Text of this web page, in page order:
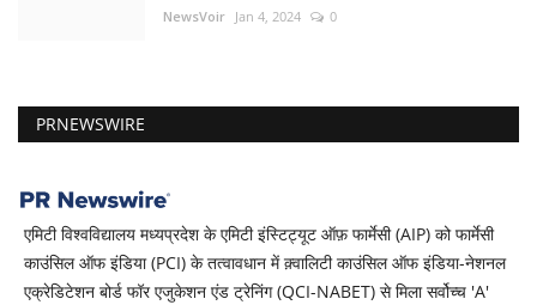
NewsVoir Jan 4, 2024 0
PRNEWSWIRE
एमिटी विश्वविद्यालय मध्यप्रदेश के एमिटी इंस्टिट्यूट ऑफ़ फार्मेसी (AIP) को फार्मेसी
काउंसिल ऑफ इंडिया (PCI) के तत्वावधान में क़्वालिटी काउंसिल ऑफ इंडिया-नेशनल
एक्रेडिटेशन बोर्ड फॉर एजुकेशन एंड ट्रेनिंग (QCI-NABET) से मिला सर्वोच्च 'A'